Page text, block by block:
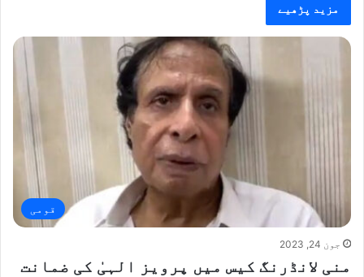
مزید پڑھیے
قومی
جون 24, 2023
منی لانڈرنگ کیس میں پرویز الہیٰ کی ضمانت